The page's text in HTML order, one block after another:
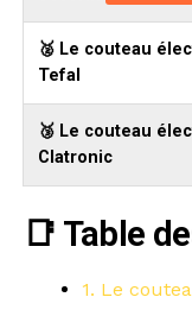
🥈 Le couteau
Tefal
🥉 Le couteau
Clatronic
📑 Table
1. Le